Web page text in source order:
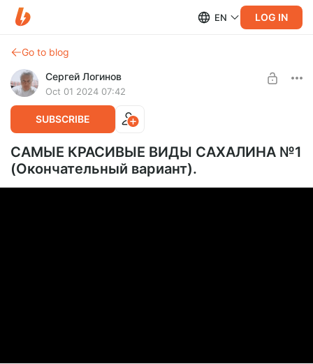
EN LOG IN
Go to blog
Сергей Логинов
Oct 01 2024 07:42
SUBSCRIBE
САМЫЕ КРАСИВЫЕ ВИДЫ САХАЛИНА №1
(Окончательный вариант).